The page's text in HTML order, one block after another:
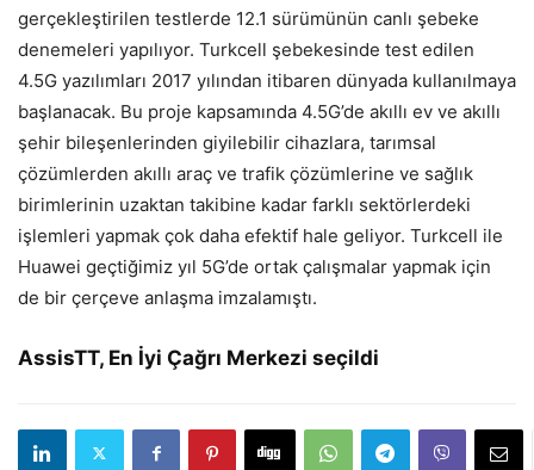
gerçekleştirilen testlerde 12.1 sürümünün canlı şebeke
denemeleri yapılıyor. Turkcell şebekesinde test edilen
4.5G yazılımları 2017 yılından itibaren dünyada kullanılmaya
başlanacak. Bu proje kapsamında 4.5G’de akıllı ev ve akıllı
şehir bileşenlerinden giyilebilir cihazlara, tarımsal
çözümlerden akıllı araç ve trafik çözümlerine ve sağlık
birimlerinin uzaktan takibine kadar farklı sektörlerdeki
işlemleri yapmak çok daha efektif hale geliyor. Turkcell ile
Huawei geçtiğimiz yıl 5G’de ortak çalışmalar yapmak için
de bir çerçeve anlaşma imzalamıştı.
AssisTT, En İyi Çağrı Merkezi seçildi